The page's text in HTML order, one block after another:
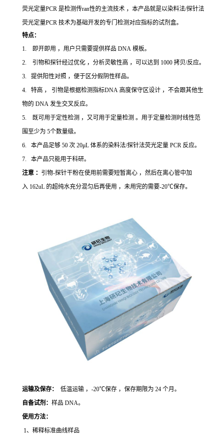
荧光定量PCR 是检测传ran性的主流技术 ，本产品就是以染料法/探针法
荧光定量PCR 技术为基础开发的专门检测对应指标的试剂盒。
特点：
1. 即开即用 ，用户只需要提供样品 DNA 模板。
2. 引物和探针经过优化 ，分析灵敏性高 ，可以达到 1000 拷贝/反应。
3. 提供阳性对照 ，便于区分假阴性样品。
4. 特高 ， 引物是根据检测指标DNA 高度保守区设计 ，不会跟其他生
物的 DNA 发生交叉反应。
5. 既可用于定性检测 ，又可用于定量检测 。用于定量检测时线性范
围至少为 5个数量级。
6. 本产品足够 50 次 20μL 体系的染料法/探针法荧光定量 PCR 反应。
7. 本产品只能用于科研。
注意 ： 引物-探针干粉在使用前需要短暂离心 ，然后在离心管中加
入 162uL 的超纯水充分混匀后再使用 ，未用完的需要-20℃保存。
运输及保存：
低温运输 ，-20℃保存 ，保存期限为 24 个月。
自备试剂： 样品 DNA。
使用方法：
1、稀释标准曲线样品